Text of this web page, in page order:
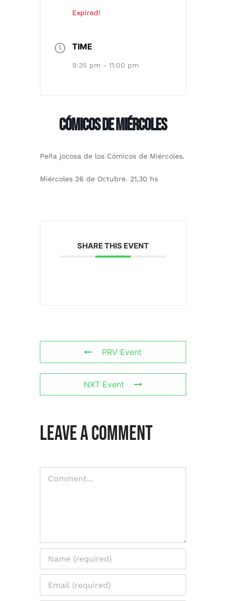
Expired!
TIME
9:35 pm - 11:00 pm
Cómicos de miércoles
Peña jocosa de los Cómicos de Miércoles.
Miércoles 26 de Octubre. 21,30 hs
SHARE THIS EVENT
PRV Event
NXT Event
Leave A Comment